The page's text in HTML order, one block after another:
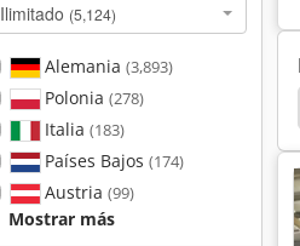
Ilimitado (5,124)
Alemania (3,893)
Polonia (278)
Italia (183)
Países Bajos (174)
Austria (99)
Mostrar más
Llenadora